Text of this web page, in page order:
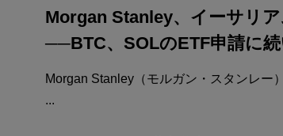
Morgan Stanley、イーサリ
──BTC、SOLのETF申請に
Morgan Stanley（モルガン・スタンレー
...